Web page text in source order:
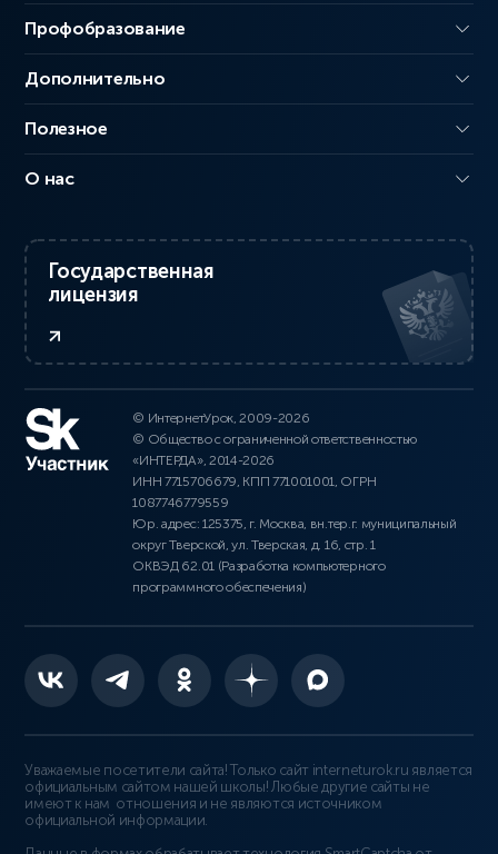
Профобразование
Дополнительно
Полезное
О нас
Государственная
лицензия
© ИнтернетУрок, 2009-2026
© Общество с ограниченной ответственностью
«ИНТЕРДА», 2014-2026
ИНН 7715706679, КПП 771001001, ОГРН
1087746779559
Юр. адрес: 125375, г. Москва, вн.тер.г. муниципальный
округ Тверской, ул. Тверская, д. 16, стр. 1
ОКВЭД 62.01 (Разработка компьютерного
программного обеспечения)
Уважаемые посетители сайта! Только сайт interneturok.ru является
официальным сайтом нашей школы! Любые другие сайты не
имеют к нам отношения и не являются источником
официальной информации.